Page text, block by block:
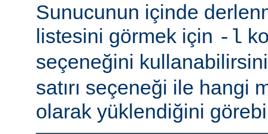
Sunucunun içinde
listesini görmek için -l
seçeneğini
satırı seçeneği ile hangi
olarak yüklendiğini